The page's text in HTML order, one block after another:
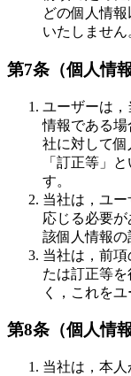
どの個人情
いたしません
第7条（個人情
ユーザーは
情報である
社に対して個
「訂正等」
す。
当社は，ユ
応じる必要
該個人情報の
当社は，前
たは訂正等
く，これをユ
第8条（個人情
当社は，本